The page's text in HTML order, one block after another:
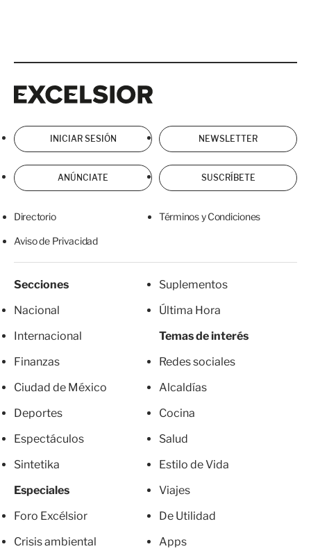
INICIAR SESIÓN NEWSLETTER
ANÚNCIATE SUSCRÍBETE
Directorio Términos y Condiciones
Aviso de Privacidad
Secciones
Nacional
Internacional
Finanzas
Ciudad de México
Deportes
Espectáculos
Sintetika
Especiales
Foro Excélsior
Crisis ambiental
Suplementos
Última Hora
Temas de interés
Redes sociales
Alcaldías
Cocina
Salud
Estilo de Vida
Viajes
De Utilidad
Apps